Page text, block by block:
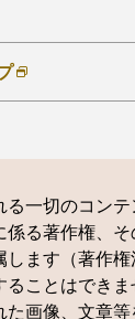
一切のコンテ
る著作権、
します（著作
ことはできま
た画像、文章